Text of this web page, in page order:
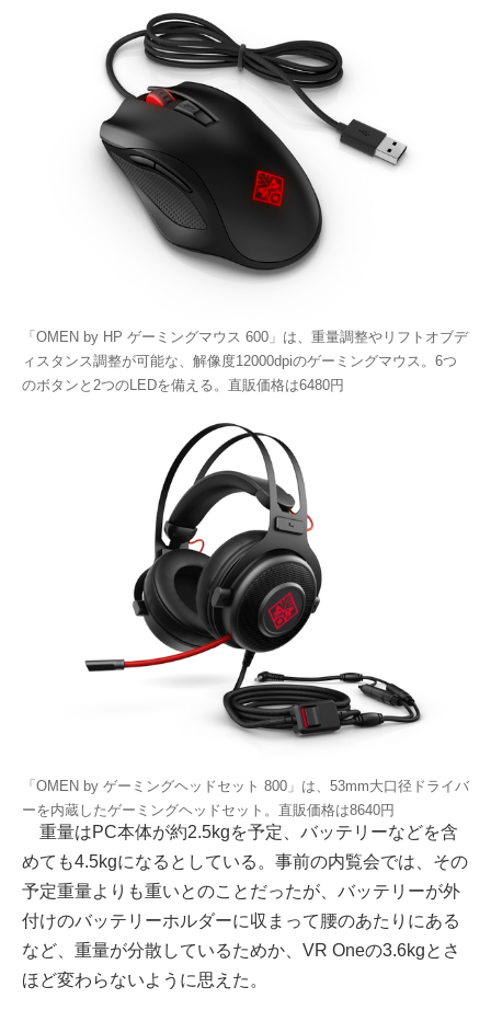
「OMEN by HP ゲーミングマウス 600」は、重量調整やリフトオブデ
ィスタンス調整が可能な、解像度12000dpiのゲーミングマウス。6つ
のボタンと2つのLEDを備える。直販価格は6480円
「OMEN by ゲーミングヘッドセット 800」は、53mm大口径ドライバ
ーを内蔵したゲーミングヘッドセット。直販価格は8640円
重量はPC本体が約2.5kgを予定、バッテリーなどを含
めても4.5kgになるとしている。事前の内覧会では、その
予定重量よりも重いとのことだったが、バッテリーが外
付けのバッテリーホルダーに収まって腰のあたりにある
など、重量が分散しているためか、VR Oneの3.6kgとさ
ほど変わらないように思えた。